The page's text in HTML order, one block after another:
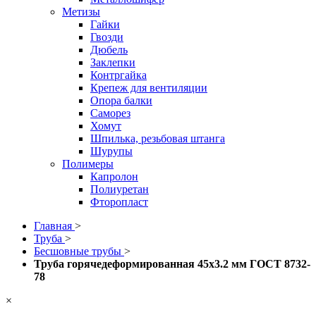
Метизы
Гайки
Гвозди
Дюбель
Заклепки
Контргайка
Крепеж для вентиляции
Опора балки
Саморез
Хомут
Шпилька, резьбовая штанга
Шурупы
Полимеры
Капролон
Полиуретан
Фторопласт
Главная >
Труба >
Бесшовные трубы >
Труба горячедеформированная 45х3.2 мм ГОСТ 8732-
78
×